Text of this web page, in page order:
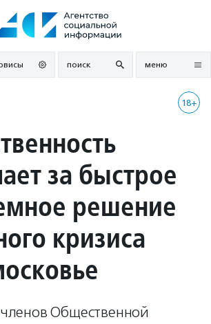
поиск меню
18+
за быстрое
решение
кризиса
Общественной